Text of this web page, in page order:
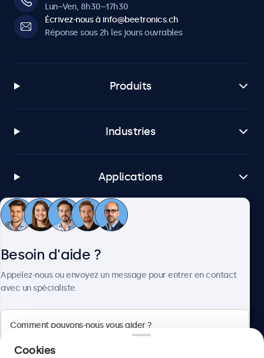
Lun–Ven, 8h30–17h30
Écrivez-nous à info@beetronics.ch
Réponse sous 2h les jours ouvrables
Produits
Industries
Applications
Service client
Besoin d'aide ?
Appelez-nous ou envoyez un message pour entrer en contact
avec un spécialiste.
Cookies